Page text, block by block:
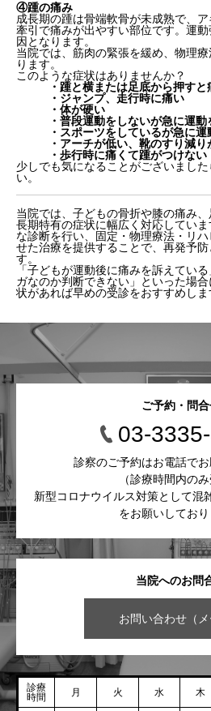
④踵の痛み
成長期の踵は骨端軟骨が未成熟で、
牽引で痛みが出やすい部位です。運
因となります。
当院では、筋肉の緊張を緩め、物理
ります。
このような症状はありませんか？
・踵と横または足底から押すと
・ジャンプ、走行時に痛い
・体が硬い
・普段運動をしないが急に運動
・スポーツをしているが急に
・アーチが低い、靴のすり減り
・歩行時に痛くて踵がつけない
少しでも気になることがございまし
い。
当院では、子どもの骨折や膝の痛み
長期特有の症状に幅広く対応してい
な診断を行い、固定・物理療法・リ
せた治療を提供することで、再発予
す。
「子どもが運動後に痛みを訴えてい
ガなのか判断できない」といった場
状があれば早めの受診をおすすめしま
当院へのお問
お問い合わせ（メ
ご予約・問
03-
診察のご予約はお電話でお
（診療時間内のみ
新型コロナウイルス対策として混
をお願いしており
診療
時間
月 火 水 木